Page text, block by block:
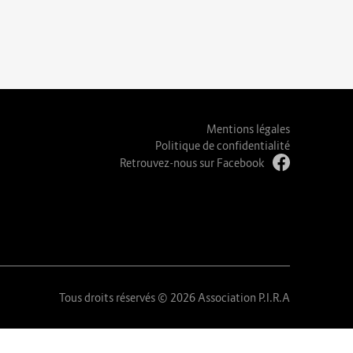
Mentions légales
Politique de confidentialité
Retrouvez-nous sur Facebook
Tous droits réservés © 2026 Association P.I.R.A